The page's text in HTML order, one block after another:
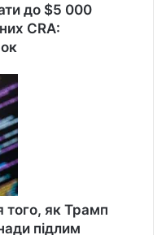
до $5 000
CRA:
того, як Трамп
підлим